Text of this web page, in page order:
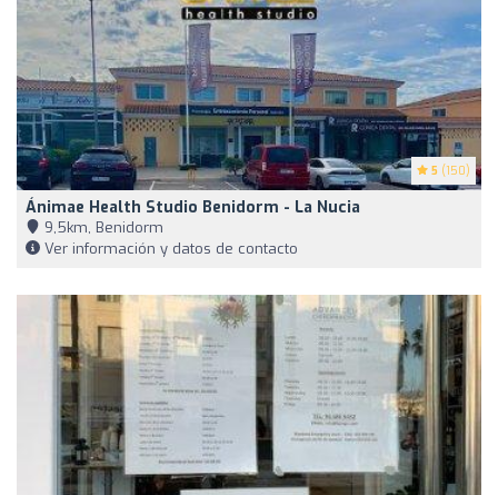
5 (150)
Ánimae Health Studio Benidorm - La Nucia
9,5km, Benidorm
Ver información y datos de contacto